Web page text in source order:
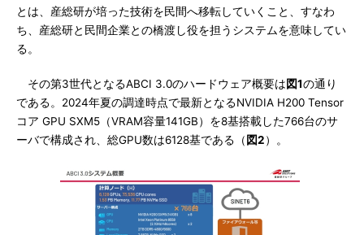
とは、産総研が培った技術を民間へ移転していくこと、すなわ
ち、産総研と民間企業との橋渡し役を担うシステムを意味してい
る。
その第3世代となるABCI 3.0のハードウェア概要は図1の通り
である。2024年夏の調達時点で最新となるNVIDIA H200 Tensor
コア GPU SXM5（VRAM容量141GB）を8基搭載した766台のサ
ーバで構成され、総GPU数は6128基である（ 図2）。